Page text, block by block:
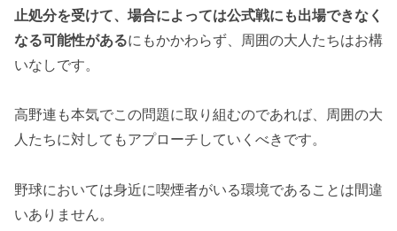
止処分を受けて、場合によっては公式戦にも出場できなく
なる可能性があるにもかかわらず、周囲の大人たちはお構
いなしです。
高野連も本気でこの問題に取り組むのであれば、周囲の大
人たちに対してもアプローチしていくべきです。
野球においては身近に喫煙者がいる環境であることは間違
いありません。